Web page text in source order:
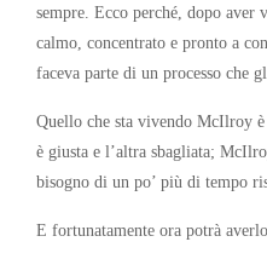
sempre. Ecco perché, dopo aver
calmo, concentrato e pronto a
faceva parte di un processo che
Quello che sta vivendo McIlroy
è giusta e l’altra sbagliata;
bisogno di un po’ più di tempo
E fortunatamente ora potrà averlo.